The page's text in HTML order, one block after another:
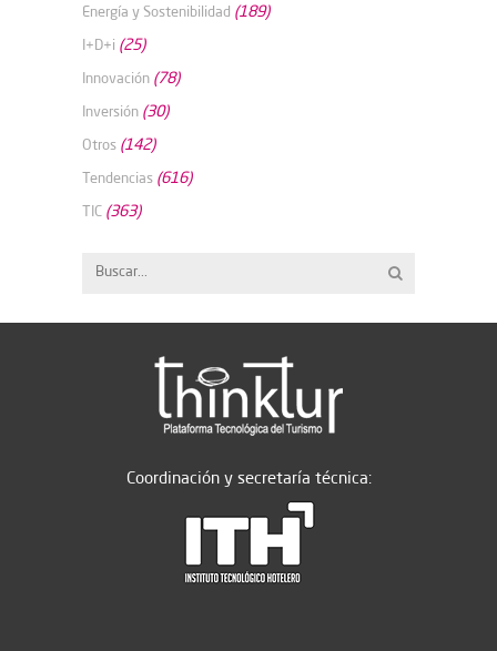
Energía y Sostenibilidad (189)
I+D+i (25)
Innovación (78)
Inversión (30)
Otros (142)
Tendencias (616)
TIC (363)
Coordinación y secretaría técnica: